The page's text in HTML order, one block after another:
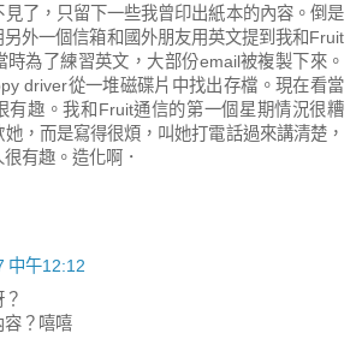
了，只留下一些我曾印出紙本的內容。倒是
另外一個信箱和國外朋友用英文提到我和Fruit
時為了練習英文，大部份email被複製下來。
driver從一堆磁碟片中找出存檔。現在看當
有趣。我和Fruit通信的第一個星期情況很糟
，而是寫得很煩，叫她打電話過來講清楚，
有趣。造化啊．
中午12:12
容？嘻嘻